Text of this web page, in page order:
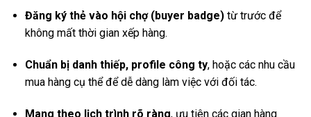
Đăng ký thẻ vào hội chợ (buyer badge)từ trước để
không mất thời gian xếp hàng.
Chuẩn bị danh thiếp, profile công ty, hoặc các nhu cầu
mua hàng cụ thể để dễ dàng làm việc với đối tác.
Mang theo lịch trình rõ ràng, ưu tiên các gian hàng